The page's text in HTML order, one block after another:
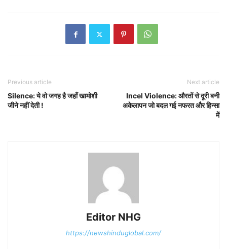
Previous article
Silence: ये वो जगह है जहाँ खामोशी
जीने नहीं देती !
Next article
Incel Violence: औरतों से दूरी बनी
अकेलापन जो बदल गई नफरत और हिन्सा
में
Editor NHG
https://newshinduglobal.com/